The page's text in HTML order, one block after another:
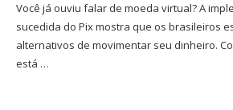
Você já ouviu falar de moeda virtual? A
sucedida do Pix mostra que os brasileiros
alternativos de movimentar seu dinheiro.
está …